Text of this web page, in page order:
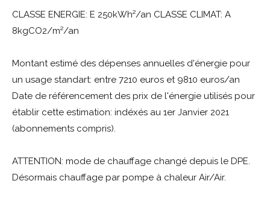
CLASSE ENERGIE: E 250kWh²/an CLASSE CLIMAT: A
8kgCO2/m²/an
Montant estimé des dépenses annuelles d'énergie pour
un usage standart: entre 7210 euros et 9810 euros/an
Date de référencement des prix de l'énergie utilisés pour
établir cette estimation: indéxés au 1er Janvier 2021
(abonnements compris).
ATTENTION: mode de chauffage changé depuis le DPE.
Désormais chauffage par pompe à chaleur Air/Air.